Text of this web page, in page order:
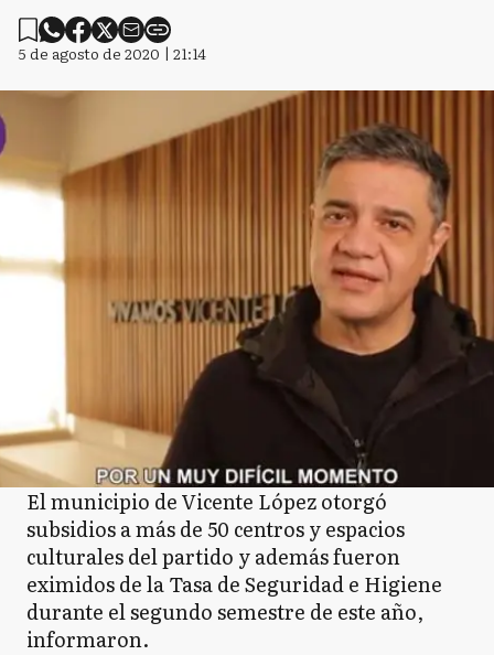
5 de agosto de 2020 | 21:14
El municipio de Vicente López otorgó
subsidios a más de 50 centros y espacios
culturales del partido y además fueron
eximidos de la Tasa de Seguridad e Higiene
durante el segundo semestre de este año,
informaron.